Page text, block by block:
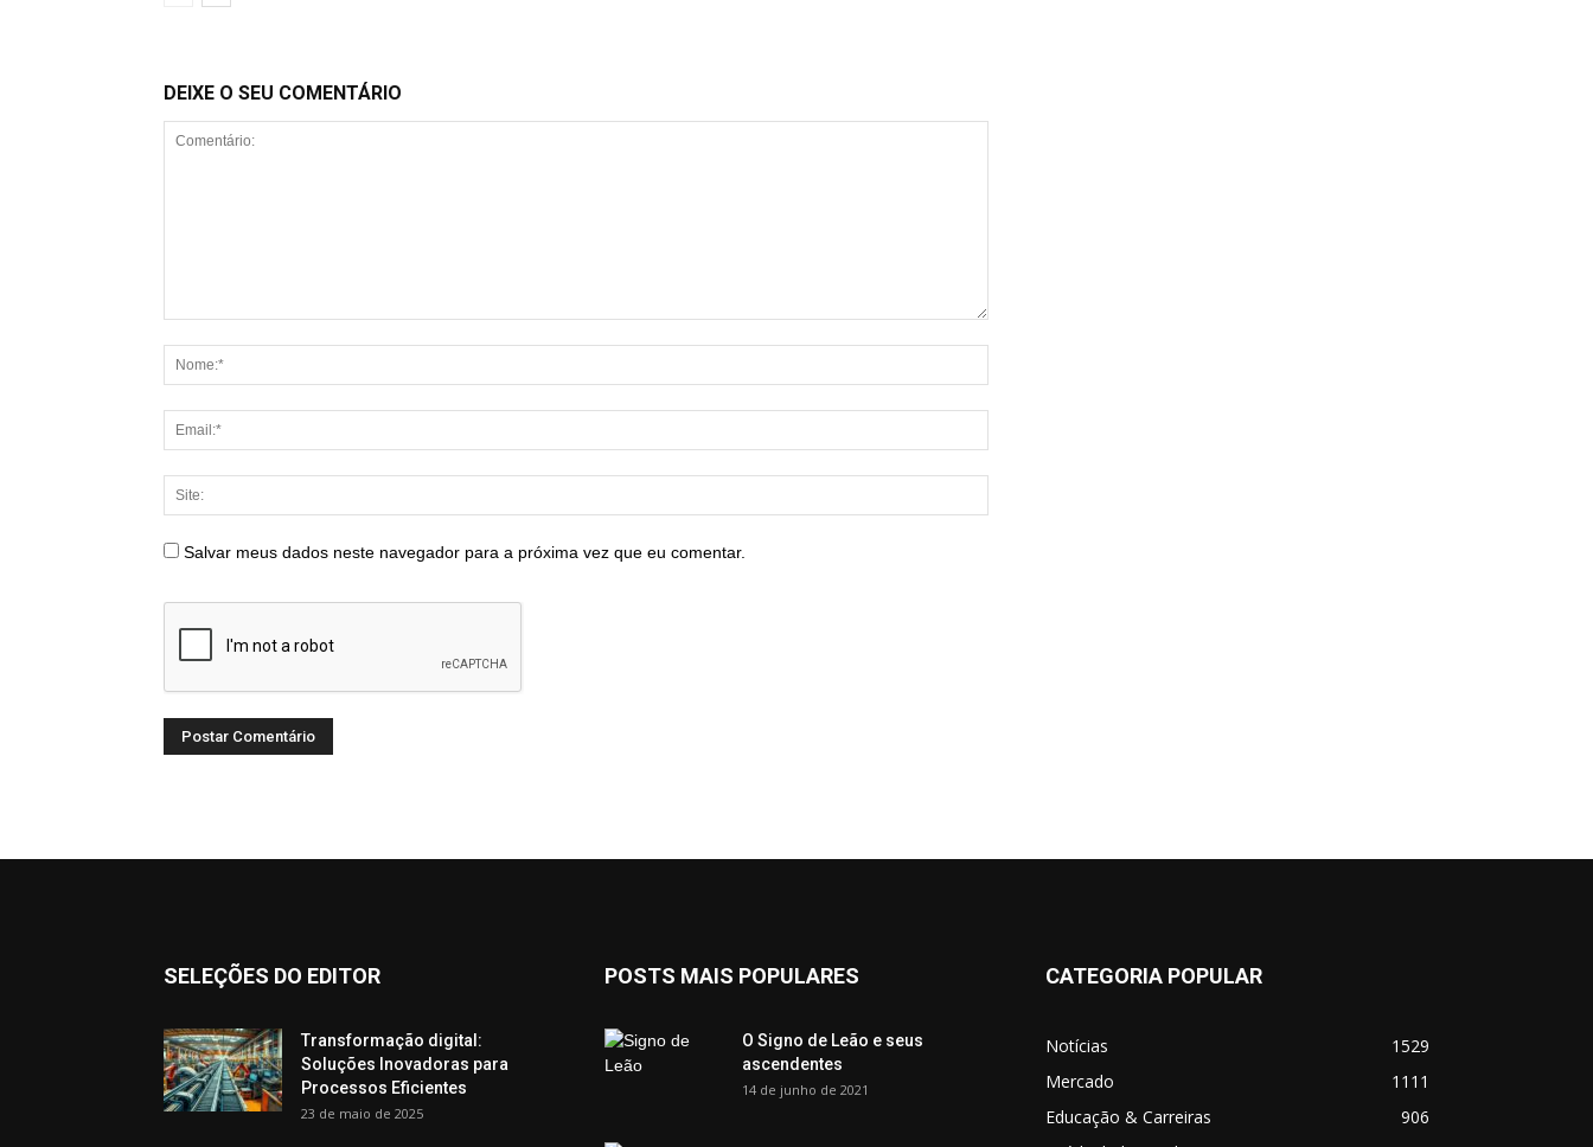
DEIXE O SEU COMENTÁRIO
Salvar meus dados neste navegador para a próxima vez que eu comentar.
SELEÇÕES DO EDITOR
Transformação digital:
Soluções Inovadoras para
Processos Eficientes
23 de maio de 2025
POSTS MAIS POPULARES
O Signo de Leão e seus
ascendentes
14 de junho de 2021
CATEGORIA POPULAR
Notícias
1529
Mercado
1111
Educação & Carreiras
906